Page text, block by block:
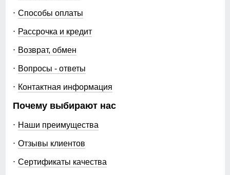
Способы оплаты
Рассрочка и кредит
Возврат, обмен
Вопросы - ответы
Контактная информация
Почему выбирают нас
Наши преимущества
Отзывы клиентов
Сертификаты качества